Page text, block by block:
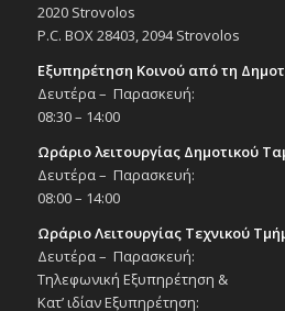
2020 Strovolos
P.C. BOX 28403, 2094 Strovolos
Εξυπηρέτηση Κοινού από τη
Δευτέρα – Παρασκευή:
08:30 – 14:00
Ωράριο λειτουργίας Δημοτικού
Δευτέρα – Παρασκευή:
08:00 – 14:00
Ωράριο Λειτουργίας Τεχνικού
Δευτέρα – Παρασκευή:
Τηλεφωνική Εξυπηρέτηση &
Κατ’ ιδίαν Εξυπηρέτηση: